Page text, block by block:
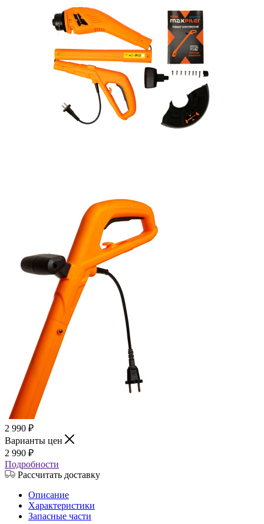
2 990 ₽
Варианты цен
2 990 ₽
Подробности
Рассчитать доставку
Описание
Характеристики
Запасные части